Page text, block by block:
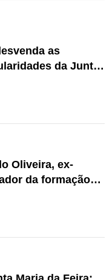
as
da Junta
de Ver
Oliveira, ex-
da formação